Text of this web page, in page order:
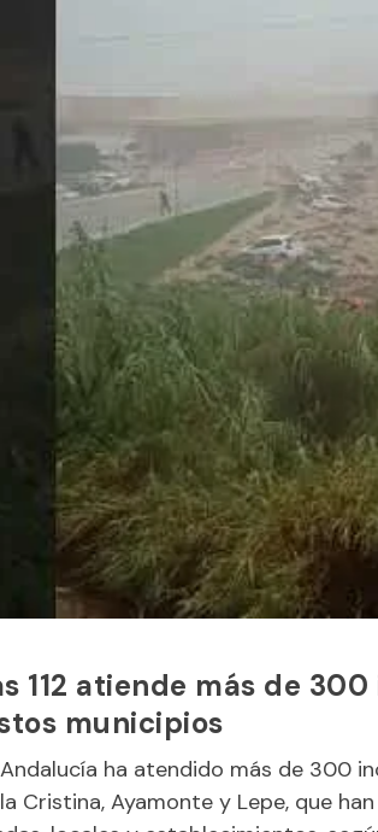
112 atiende más de
municipios
Andalucía ha atendido más de 300
Cristina, Ayamonte y Lepe, que